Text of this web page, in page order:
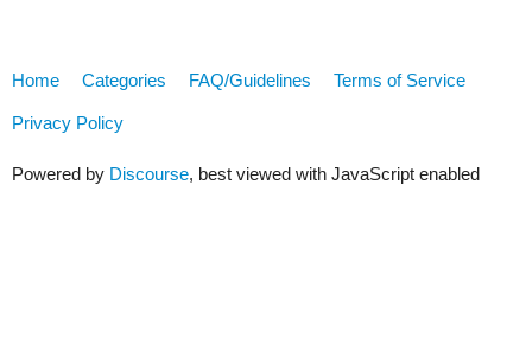
Home Categories FAQ/Guidelines Terms of Service
Privacy Policy
Powered by Discourse, best viewed with JavaScript enabled